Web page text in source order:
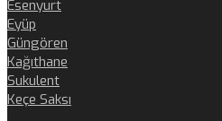
Esenyurt
Eyüp
Güngören
Kağıthane
Sukulent
Keçe Saksı